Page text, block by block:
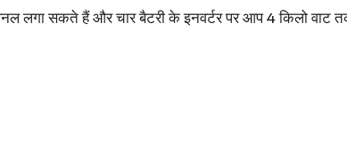
लगा सकते हैं और चार बैटरी के इनवर्टर पर आप 4 किलो